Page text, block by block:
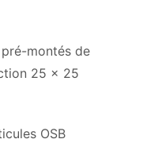
montés de
25 x 25
OSB